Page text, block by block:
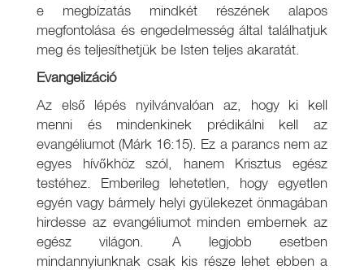
e megbízatás mindkét részének alapos
megfontolása és engedelmesség által találhatjuk
meg és teljesíthetjük be Isten teljes akaratát.
Evangelizáció
Az első lépés nyilvánvalóan az, hogy ki kell
menni és mindenkinek prédikálni kell az
evangéliumot (Márk 16:15). Ez a parancs nem az
egyes hívőkhöz szól, hanem Krisztus egész
testéhez. Emberileg lehetetlen, hogy egyetlen
egyén vagy bármely helyi gyülekezet önmagában
hirdesse az evangéliumot minden embernek az
egész világon. A legjobb esetben
mindannyiunknak csak kis része lehet ebben a